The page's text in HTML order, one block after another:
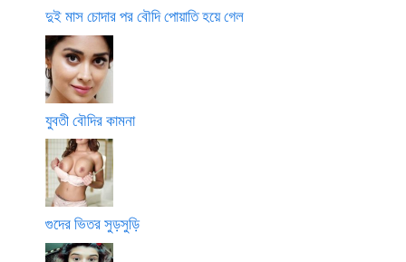
দুই মাস চোদার পর বৌদি পোয়াতি হয়ে গেল
যুবতী বৌদির কামনা
গুদের ভিতর সুড়সুড়ি